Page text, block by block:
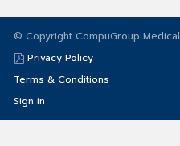
© Copyright CompuGroup Medical
Privacy Policy
Terms & Conditions
Sign in